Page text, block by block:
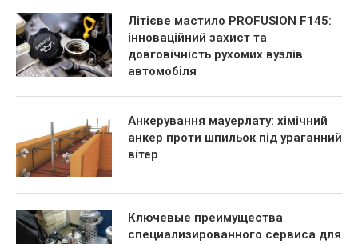
Літієве мастило PROFUSION F145:
інноваційний захист та
довговічність рухомих вузлів
автомобіля
Анкерування мауерлату: хімічний
анкер проти шпильок під ураганний
вітер
Ключевые преимущества
специализированного сервиса для